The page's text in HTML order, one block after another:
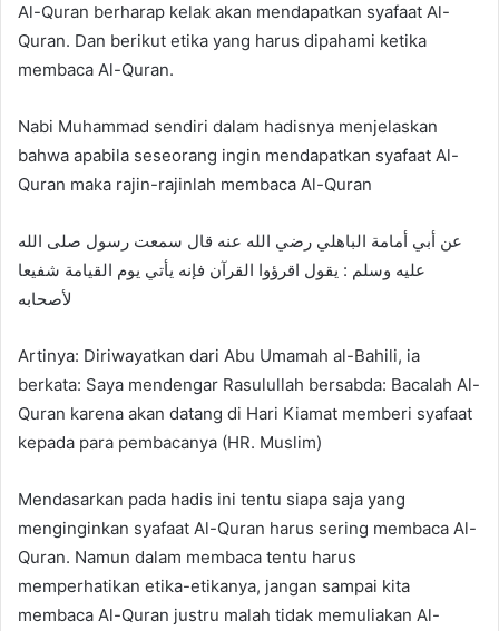
m
Al-Quran berharap kelak akan mendapatkan syafaat Al-
Quran. Dan berikut etika yang harus dipahami ketika
membaca Al-Quran.
Nabi Muhammad sendiri dalam hadisnya menjelaskan
bahwa apabila seseorang ingin mendapatkan syafaat Al-
Quran maka rajin-rajinlah membaca Al-Quran
عن أبي أمامة الباهلي رضي الله عنه قال سمعت رسول صلى الله
عليه وسلم : يقول اقرؤوا القرآن فإنه يأتي يوم القيامة شفيعا
لأصحابه
Artinya: Diriwayatkan dari Abu Umamah al-Bahili, ia
berkata: Saya mendengar Rasulullah bersabda: Bacalah Al-
Quran karena akan datang di Hari Kiamat memberi syafaat
kepada para pembacanya (HR. Muslim)
Mendasarkan pada hadis ini tentu siapa saja yang
menginginkan syafaat Al-Quran harus sering membaca Al-
Quran. Namun dalam membaca tentu harus
memperhatikan etika-etikanya, jangan sampai kita
membaca Al-Quran justru malah tidak memuliakan Al-